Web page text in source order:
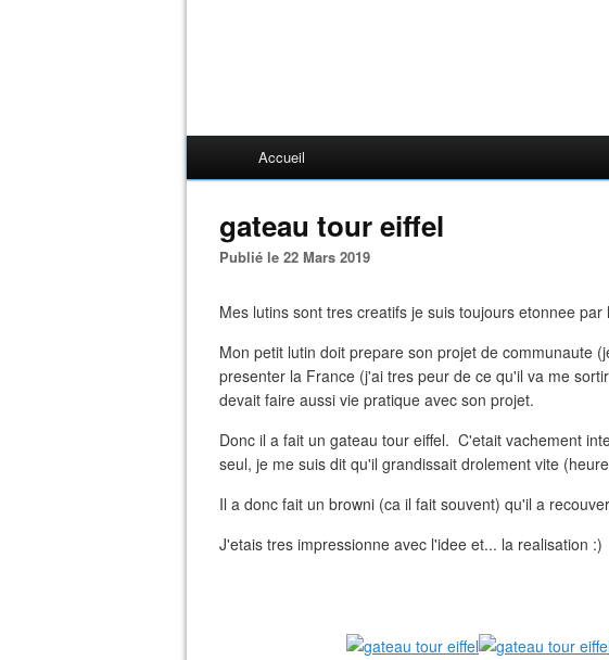
Accueil
gateau tour eiffel
Publié le 22 Mars 2019
Mes lutins sont tres creatifs je suis toujours etonnee
Mon petit lutin doit prepare son projet de communaute
presenter la France (j'ai tres peur de ce qu'il va me
devait faire aussi vie pratique avec son projet.
Donc il a fait un gateau tour eiffel. C'etait vachement
seul, je me suis dit qu'il grandissait drolement vite
Il a donc fait un browni (ca il fait souvent) qu'il a
J'etais tres impressionne avec l'idee et... la realisation :)